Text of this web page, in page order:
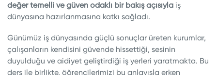
değer temelli ve güven odaklı bir bakış açısıyla iş
dünyasına hazırlanmasına katkı sağladı.
Günümüz iş dünyasında güçlü sonuçlar üreten kurumlar,
çalışanların kendisini güvende hissettiği, sesinin
duyulduğu ve aidiyet geliştirdiği iş yerleri yaratmakta. Bu
ders ile birlikte, öğrencilerimizi bu anlayışla erken